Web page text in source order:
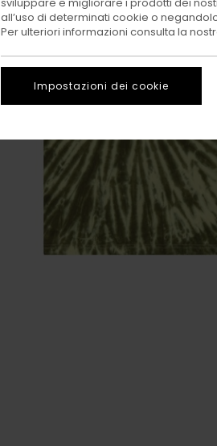
all’uso di determinati cookie o
Per ulteriori informazioni consulta la
Impostazioni dei cookie